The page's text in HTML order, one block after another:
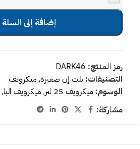
إضافة إلى السلة
رمز المنتج: DARK46
التصنيفات: بلت إن صغيرة, ميكرويف
الوسوم: ميكرويف 25 لتر , ميكرويف البا,
مشاركة: